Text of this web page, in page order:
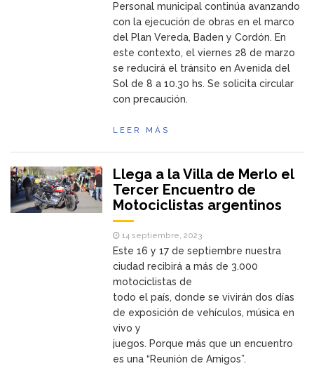
Personal municipal continúa avanzando
con la ejecución de obras en el marco
del Plan Vereda, Baden y Cordón. En
este contexto, el viernes 28 de marzo
se reducirá el tránsito en Avenida del
Sol de 8 a 10.30 hs. Se solicita circular
con precaución.
LEER MÁS
Llega a la Villa de Merlo el
Tercer Encuentro de
Motociclistas argentinos
14 septiembre, 2023
Este 16 y 17 de septiembre nuestra
ciudad recibirá a más de 3.000
motociclistas de
todo el país, donde se vivirán dos días
de exposición de vehículos, música en
vivo y
juegos. Porque más que un encuentro
es una “Reunión de Amigos”.